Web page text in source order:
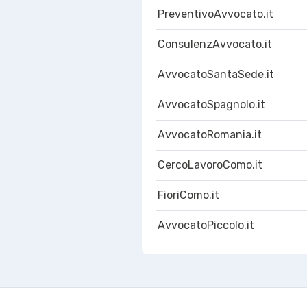
PreventivoAvvocato.it
ConsulenzAvvocato.it
AvvocatoSantaSede.it
AvvocatoSpagnolo.it
AvvocatoRomania.it
CercoLavoroComo.it
FioriComo.it
AvvocatoPiccolo.it